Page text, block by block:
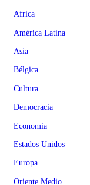
Africa
América Latina
Asia
Bélgica
Cultura
Democracia
Economia
Estados Unidos
Europa
Oriente Medio